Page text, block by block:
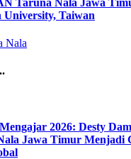
University, Taiwan
Nala
2026: Desty
Jawa Timur Menjadi